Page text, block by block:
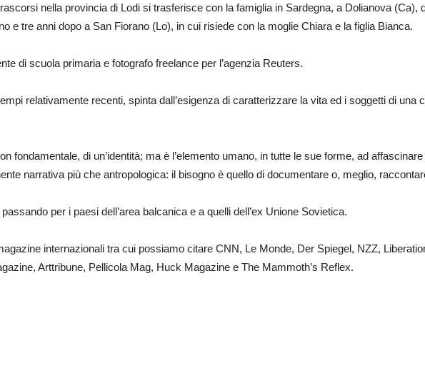
nella provincia di Lodi si trasferisce con la famiglia in Sardegna, a Dolianova (Ca),
e tre anni dopo a San Fiorano (Lo), in cui risiede con la moglie Chiara e la figlia Bianca.
di scuola primaria e fotografo freelance per l’agenzia Reuters.
relativamente recenti, spinta dall’esigenza di caratterizzare la vita ed i soggetti di una
fondamentale, di un’identità; ma è l’elemento umano, in tutte le sue forme, ad
narrativa più che antropologica: il bisogno è quello di documentare o, meglio,
per i paesi dell’area balcanica e a quelli dell’ex Unione Sovietica.
internazionali tra cui possiamo citare CNN, Le Monde, Der Spiegel, NZZ,
Arttribune, Pellicola Mag, Huck Magazine e The Mammoth’s Reflex.